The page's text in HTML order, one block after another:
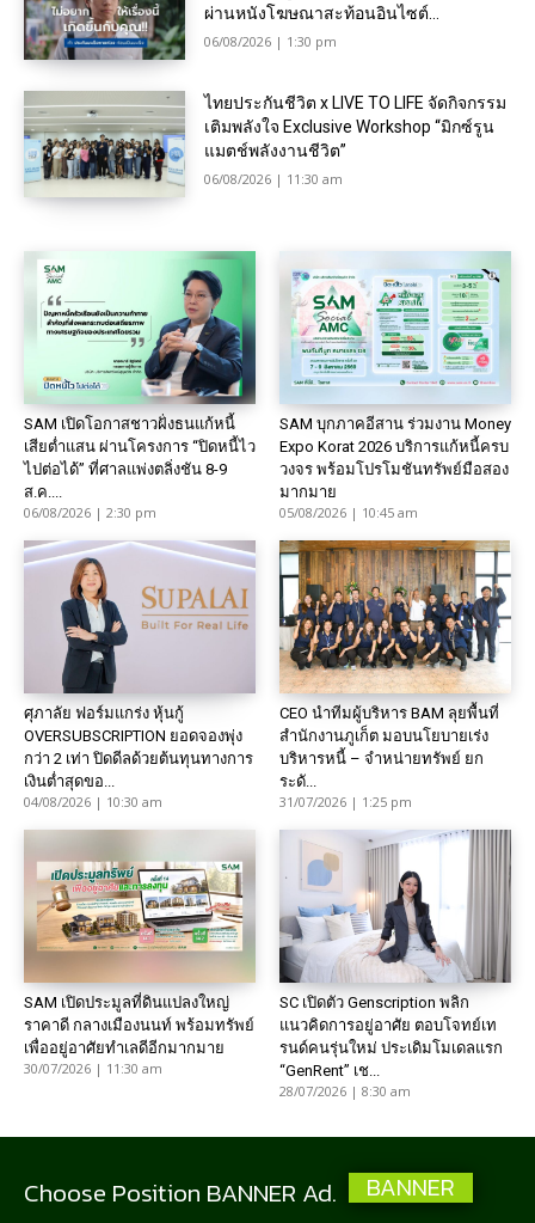
ผ่านหนังโฆษณาสะท้อนอินไซต์...
06/08/2026 | 1:30 pm
ไทยประกันชีวิต x LIVE TO LIFE จัดกิจกรรม
เติมพลังใจ Exclusive Workshop “มิกซ์รูน
แมตช์พลังงานชีวิต”
06/08/2026 | 11:30 am
SAM เปิดโอกาสชาวฝั่งธนแก้หนี้
เสียต่ำแสน ผ่านโครงการ “ปิดหนี้ไว
ไปต่อได้” ที่ศาลแพ่งตลิ่งชัน 8-9
ส.ค....
06/08/2026 | 2:30 pm
SAM บุกภาคอีสาน ร่วมงาน Money
Expo Korat 2026 บริการแก้หนี้ครบ
วงจร พร้อมโปรโมชันทรัพย์มือสอง
มากมาย
05/08/2026 | 10:45 am
ศุภาลัย ฟอร์มแกร่ง หุ้นกู้
OVERSUBSCRIPTION ยอดจองพุ่ง
กว่า 2 เท่า ปิดดีลด้วยต้นทุนทางการ
เงินต่ำสุดขอ...
04/08/2026 | 10:30 am
CEO นำทีมผู้บริหาร BAM ลุยพื้นที่
สำนักงานภูเก็ต มอบนโยบายเร่ง
บริหารหนี้ – จำหน่ายทรัพย์ ยก
ระดั...
31/07/2026 | 1:25 pm
SAM เปิดประมูลที่ดินแปลงใหญ่
ราคาดี กลางเมืองนนท์ พร้อมทรัพย์
เพื่ออยู่อาศัยทำเลดีอีกมากมาย
30/07/2026 | 11:30 am
SC เปิดตัว Genscription พลิก
แนวคิดการอยู่อาศัย ตอบโจทย์เท
รนด์คนรุ่นใหม่ ประเดิมโมเดลแรก
“GenRent” เช...
28/07/2026 | 8:30 am
Choose Position BANNER Ad. BANNER